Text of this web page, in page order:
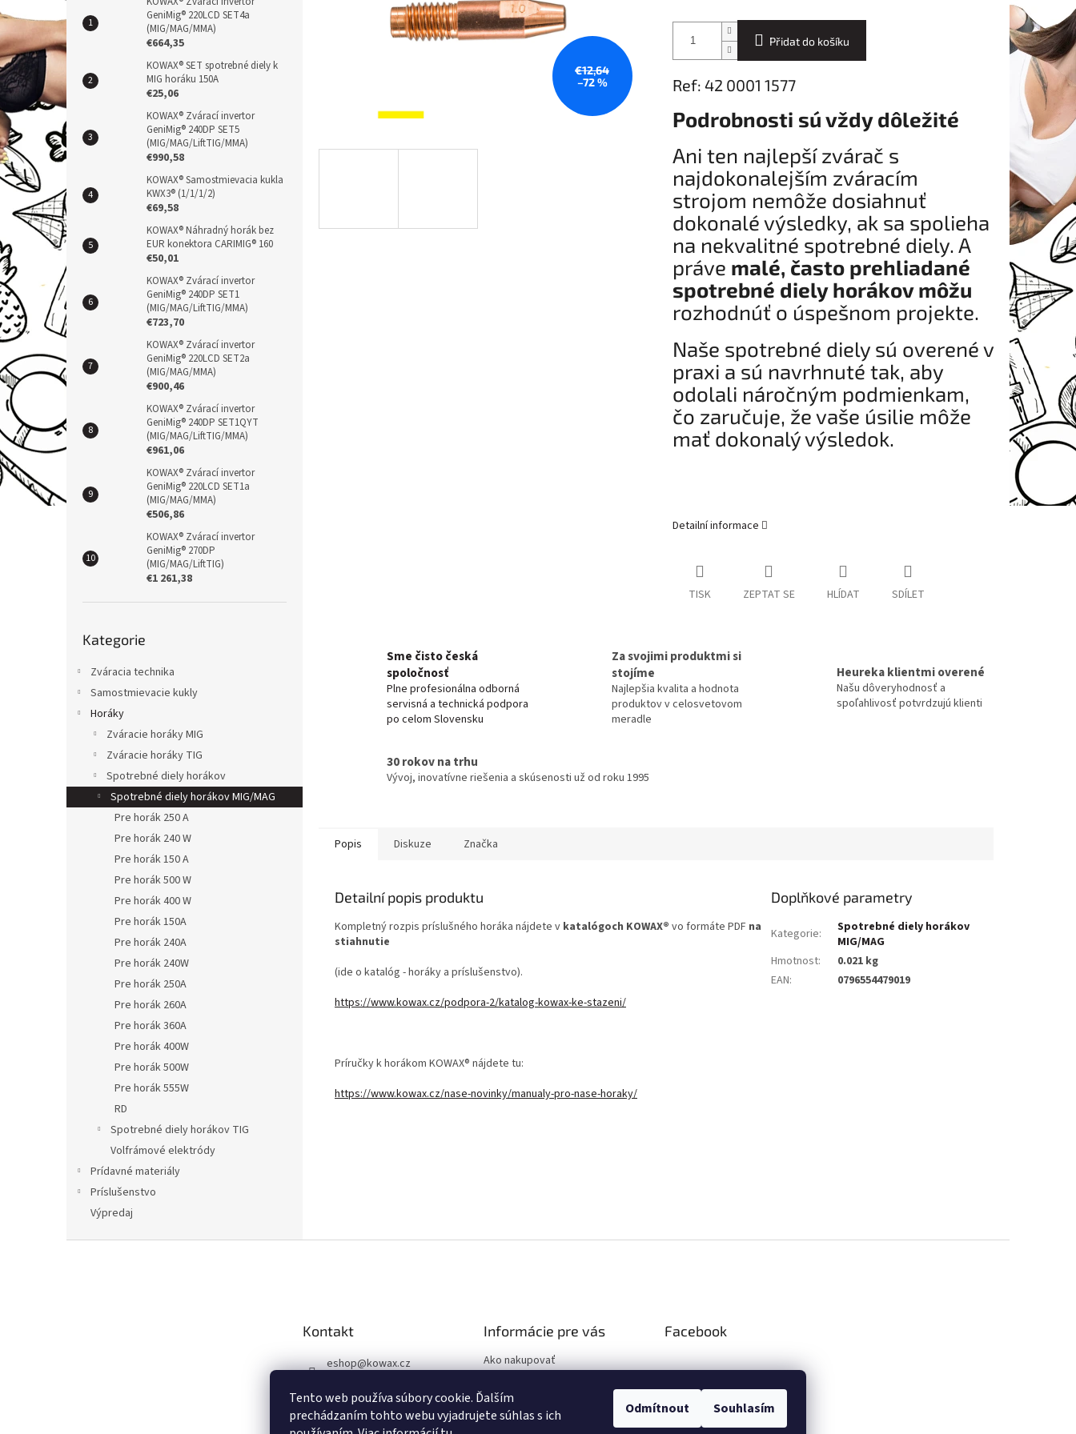
Tento web používa súbory cookie. Ďalším
prechádzaním tohto webu vyjadrujete súhlas s ich
Odmítnout Souhlasím
n
e
l
GeniMig® 220LCD SET4a
(MIG/MAG/MMA)
€664,35
KOWAX® SET spotrebné diely k
MIG horáku 150A
€25,06
KOWAX® Zvárací invertor
GeniMig® 240DP SET5
(MIG/MAG/LiftTIG/MMA)
€990,58
KOWAX® Samostmievacia kukla
KWX3® (1/1/1/2)
€69,58
KOWAX® Náhradný horák bez
EUR konektora CARIMIG® 160
€50,01
KOWAX® Zvárací invertor
GeniMig® 240DP SET1
(MIG/MAG/LiftTIG/MMA)
€723,70
KOWAX® Zvárací invertor
GeniMig® 220LCD SET2a
(MIG/MAG/MMA)
€900,46
KOWAX® Zvárací invertor
GeniMig® 240DP SET1QYT
(MIG/MAG/LiftTIG/MMA)
€961,06
KOWAX® Zvárací invertor
GeniMig® 220LCD SET1a
(MIG/MAG/MMA)
€506,86
KOWAX® Zvárací invertor
GeniMig® 270DP
(MIG/MAG/LiftTIG)
€1 261,38
kategorie
Kategorie
Zváracia technika
Samostmievacie kukly
Horáky
Zváracie horáky MIG
Zváracie horáky TIG
Spotrebné diely horákov
Spotrebné diely horákov MIG/MAG
Pre horák 250 A
Pre horák 240 W
Pre horák 150 A
Pre horák 500 W
Pre horák 400 W
Pre horák 150A
Pre horák 240A
Pre horák 240W
Pre horák 250A
Pre horák 260A
Pre horák 360A
Pre horák 400W
Pre horák 500W
Pre horák 555W
RD
Spotrebné diely horákov TIG
Volfrámové elektródy
Prídavné materiály
Príslušenstvo
Výpredaj
€12,64
–72 %
Přidat do košíku
Ref: 42 0001 1577
Podrobnosti sú vždy dôležité
Ani ten najlepší zvárač s
najdokonalejším zváracím
strojom nemôže dosiahnuť
dokonalé výsledky, ak sa spolieha
na nekvalitné spotrebné diely. A
práve malé, často prehliadané
spotrebné diely horákov môžu
rozhodnúť o úspešnom projekte.
Naše spotrebné diely sú overené v
praxi a sú navrhnuté tak, aby
odolali náročným podmienkam,
čo zaručuje, že vaše úsilie môže
mať dokonalý výsledok.
Detailní informace
TISK ZEPTAT SE HLÍDAT SDÍLET
Sme čisto česká
spoločnosť
Plne profesionálna odborná
servisná a technická podpora
po celom Slovensku
Za svojimi produktmi si
stojíme
Najlepšia kvalita a hodnota
produktov v celosvetovom
meradle
Heureka klientmi overené
Našu dôveryhodnosť a
spoľahlivosť potvrdzujú klienti
30 rokov na trhu
Vývoj, inovatívne riešenia a skúsenosti už od roku 1995
Popis Diskuze Značka
Detailní popis produktu
Kompletný rozpis príslušného horáka nájdete v katalógoch KOWAX® vo formáte PDF na
stiahnutie
(ide o katalóg - horáky a príslušenstvo).
https://www.kowax.cz/podpora-2/katalog-kowax-ke-stazeni/
Príručky k horákom KOWAX® nájdete tu:
https://www.kowax.cz/nase-novinky/manualy-pro-nase-horaky/
Doplňkové parametry
Kategorie:
Spotrebné diely horákov
MIG/MAG
Hmotnost:
0.021 kg
EAN: 0796554479019
Kontakt
eshop@kowax.cz
Facebookové stránky
Informácie pre vás
Ako nakupovať
Podmienky ochrany osobných
údajov
Facebook